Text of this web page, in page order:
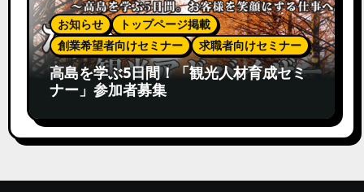
お知らせ
トップページ掲載
創業希望者向けセミナー
求職者向けセミナー
高島を学ぶ5日間！「観光人材育成セミ
ナー」参加者募集